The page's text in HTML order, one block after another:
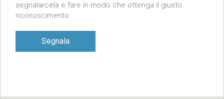
segnalarcela e fare in modo che ottenga il giusto
riconoscimento
Segnala